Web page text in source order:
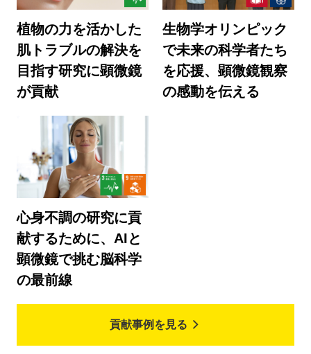
植物の力を活かした
肌トラブルの解決を
目指す研究に顕微鏡
が貢献
生物学オリンピック
で未来の科学者たち
を応援、顕微鏡観察
の感動を伝える
心身不調の研究に貢
献するために、AIと
顕微鏡で挑む脳科学
の最前線
貢献事例を見る